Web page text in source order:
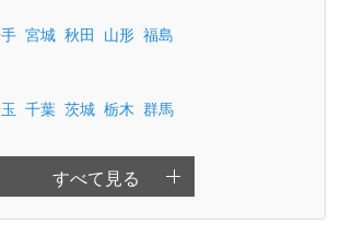
宮城 秋田 山形 福島
千葉 茨城 栃木 群馬
すべて見る